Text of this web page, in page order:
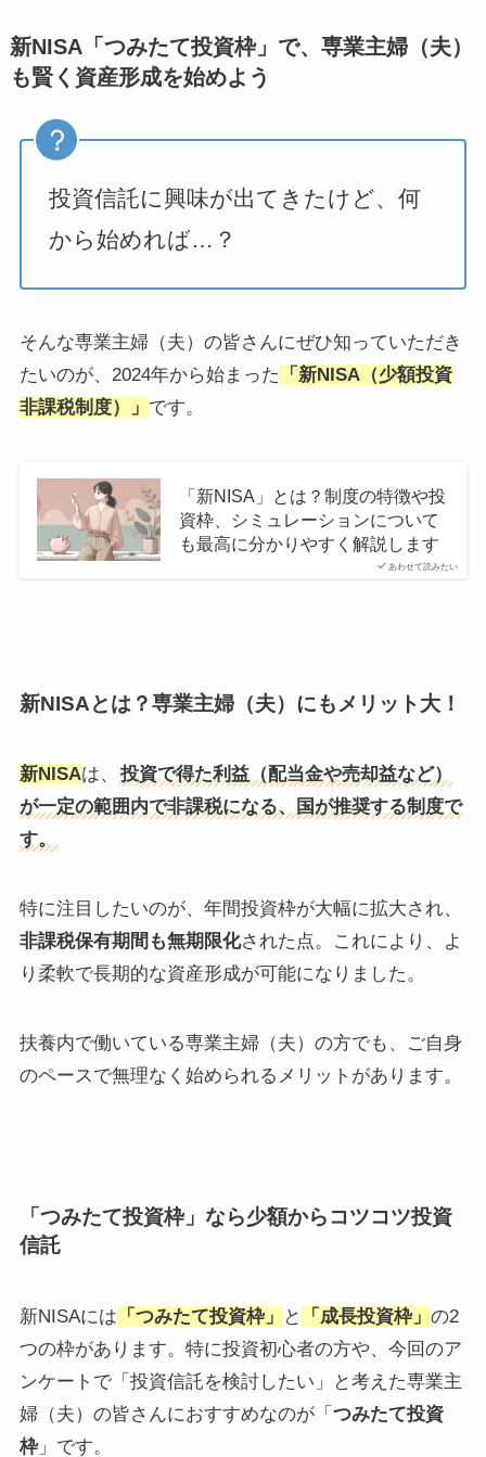
新NISA「つみたて投資枠」で、専業主婦（夫）
も賢く資産形成を始めよう
投資信託に興味が出てきたけど、何
から始めれば…？
そんな専業主婦（夫）の皆さんにぜひ知っていただき
たいのが、2024年から始まった
「新NISA（少額投資
非課税制度）」 です。
あわせて読みたい
「新NISA」とは？制度の特徴や投
資枠、シミュレーションについて
も最高に分かりやすく解説します
新NISAとは？専業主婦（夫）にもメリット大！
新NISAは、
投資で得た利益（配当金や売却益など）
が一定の範囲内で非課税になる、国が推奨する制度で
す。
特に注目したいのが、年間投資枠が大幅に拡大され、
非課税保有期間も無期限化された点。これにより、よ
り柔軟で長期的な資産形成が可能になりました。
扶養内で働いている専業主婦（夫）の方でも、ご自身
のペースで無理なく始められるメリットがあります。
「つみたて投資枠」なら少額からコツコツ投資
信託
新NISAには 「つみたて投資枠」 と 「成長投資枠」 の2
つの枠があります。特に投資初心者の方や、今回のア
ンケートで「投資信託を検討したい」と考えた専業主
婦（夫）の皆さんにおすすめなのが「 つみたて投資
枠」です。